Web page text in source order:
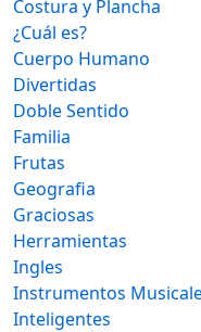
Costura y Plancha
¿Cuál es?
Cuerpo Humano
Divertidas
Doble Sentido
Familia
Frutas
Geografia
Graciosas
Herramientas
Ingles
Instrumentos
Inteligentes